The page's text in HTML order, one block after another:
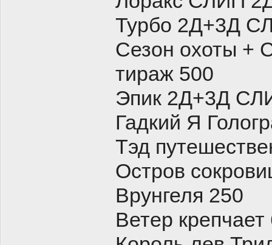
Турбо 2Д+3Д
Сезон охоты +
тираж 500
Эпик 2Д+3Д
Гадкий Я
Тэд
Остров
Врунгеля 250
Ветер крепчает